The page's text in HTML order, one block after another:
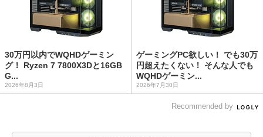
30万円以内でWQHDゲーミン
グ！ Ryzen 7 7800X3Dと16GB
G...
2026年8月3日
ゲーミングPC欲しい！ でも30万
円超えたくない！ そんな人でも
WQHDゲーミン...
2026年7月30日
Recommended by